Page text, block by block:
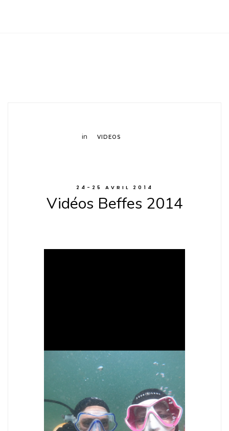
in VIDEOS
24-25 AVRIL 2014
Vidéos Beffes 2014